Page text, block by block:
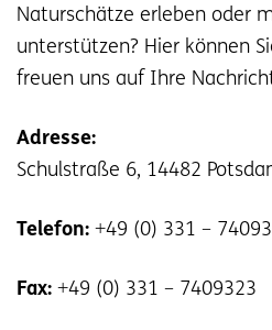
Naturschätze erleben oder
unterstützen? Hier können
freuen uns auf Ihre
Adresse:
Schulstraße 6, 14482
Telefon: +49 (0) 331 –
Fax: +49 (0) 331 – 7409323